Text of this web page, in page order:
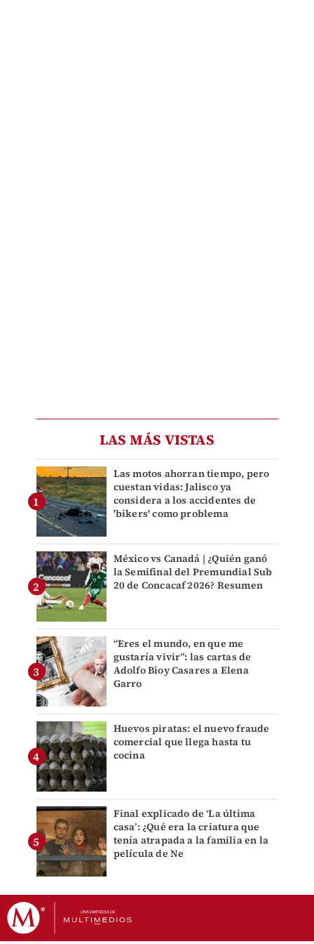
LAS MÁS VISTAS
Las motos ahorran tiempo, pero
cuestan vidas: Jalisco ya
considera a los accidentes de
'bikers' como problema
México vs Canadá | ¿Quién ganó
la Semifinal del Premundial Sub
20 de Concacaf 2026? Resumen
“Eres el mundo, en que me
gustaría vivir”: las cartas de
Adolfo Bioy Casares a Elena
Garro
Huevos piratas: el nuevo fraude
comercial que llega hasta tu
cocina
Final explicado de ‘La última
casa’: ¿Qué era la criatura que
tenía atrapada a la familia en la
película de Ne